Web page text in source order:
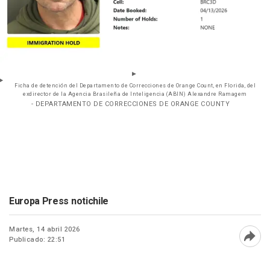
Ficha de detención del Departamento de Correcciones de Orange Count, en Florida, del
exdirector de la Agencia Brasileña de Inteligencia (ABIN) Alexandre Ramagem
- DEPARTAMENTO DE CORRECCIONES DE ORANGE COUNTY
Europa Press notichile
Martes, 14 abril 2026
Publicado: 22:51